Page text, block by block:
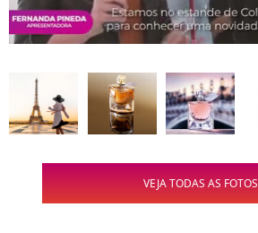
VEJA TODAS AS FOTOS